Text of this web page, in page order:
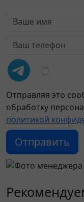
Отправляя это
обработку
политикой
Отправить